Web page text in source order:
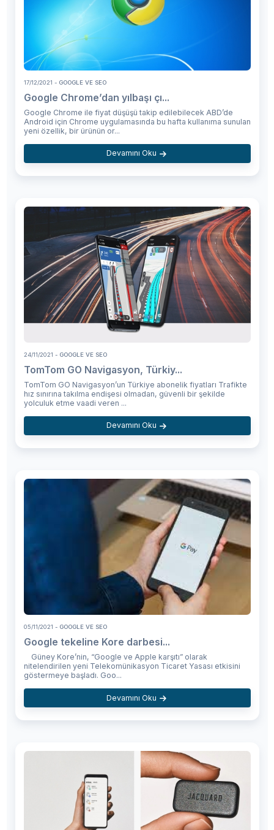
17/12/2021 - GOOGLE VE SEO
Google Chrome’dan yılbaşı çı...
Google Chrome ile fiyat düşüşü takip edilebilecek ABD’de
Android için Chrome uygulamasında bu hafta kullanıma sunulan
yeni özellik, bir ürünün or...
Devamını Oku
24/11/2021 - GOOGLE VE SEO
TomTom GO Navigasyon, Türkiy...
TomTom GO Navigasyon’un Türkiye abonelik fiyatları Trafikte
hız sınırına takılma endişesi olmadan, güvenli bir şekilde
yolculuk etme vaadi veren ...
Devamını Oku
05/11/2021 - GOOGLE VE SEO
Google tekeline Kore darbesi...
Güney Kore’nin, “Google ve Apple karşıtı” olarak
nitelendirilen yeni Telekomünikasyon Ticaret Yasası etkisini
göstermeye başladı. Goo...
Devamını Oku